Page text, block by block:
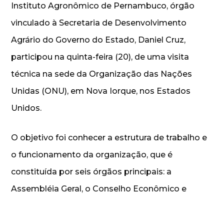
Instituto Agronômico de Pernambuco, órgão
vinculado à Secretaria de Desenvolvimento
Agrário do Governo do Estado, Daniel Cruz,
participou na quinta-feira (20), de uma visita
técnica na sede da Organização das Nações
Unidas (ONU), em Nova Iorque, nos Estados
Unidos.
O objetivo foi conhecer a estrutura de trabalho e
o funcionamento da organização, que é
constituída por seis órgãos principais: a
Assembléia Geral, o Conselho Econômico e